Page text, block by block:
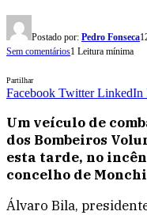
Postado por: Pedro Fonseca
Sem comentários1 Leitura mínima
Partilhar
Facebook Twitter LinkedIn
Um veículo de
dos Bombeiros
esta tarde, no
concelho de
Álvaro Bila,